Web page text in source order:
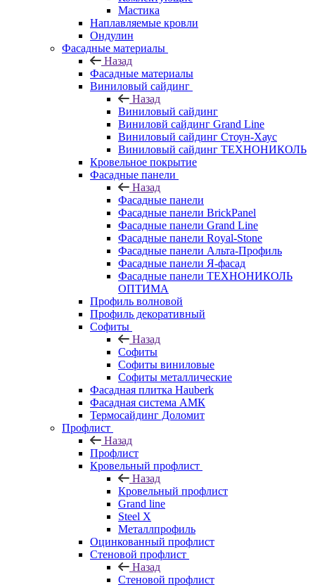
Мастика
Наплавляемые кровли
Ондулин
Фасадные материалы
Назад
Фасадные материалы
Виниловый сайдинг
Назад
Виниловый сайдинг
Виниловй сайдинг Grand Line
Виниловый сайдинг Стоун-Хаус
Виниловый сайдинг ТЕХНОНИКОЛЬ
Кровельное покрытие
Фасадные панели
Назад
Фасадные панели
Фасадные панели BrickPanel
Фасадные панели Grand Line
Фасадные панели Royal-Stone
Фасадные панели Альта-Профиль
Фасадные панели Я-фасад
Фасадные панели ТЕХНОНИКОЛЬ
ОПТИМА
Профиль волновой
Профиль декоративный
Софиты
Назад
Софиты
Софиты виниловые
Софиты металлические
Фасадная плитка Hauberk
Фасадная система АМК
Термосайдинг Доломит
Профлист
Назад
Профлист
Кровельный профлист
Назад
Кровельный профлист
Grand line
Steel X
Металлпрофиль
Оцинкованный профлист
Стеновой профлист
Назад
Стеновой профлист